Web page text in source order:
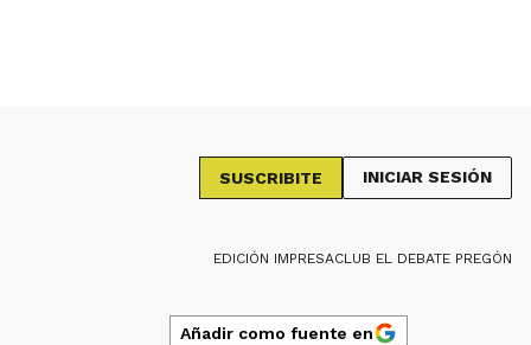
SUSCRIBITE INICIAR SESIÓN
EDICIÓN IMPRESACLUB EL DEBATE PREGÓN
Añadir como fuente en